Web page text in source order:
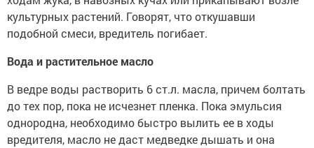
культурных растений. Говорят, что откушавши
подобной смеси, вредитель погибает.
Вода и растительное масло
В ведре воды растворить 6 ст.л. масла, причем болтать
до тех пор, пока не исчезнет пленка. Пока эмульсия
однородна, необходимо быстро вылить ее в ходы
вредителя, масло не даст медведке дышать и она